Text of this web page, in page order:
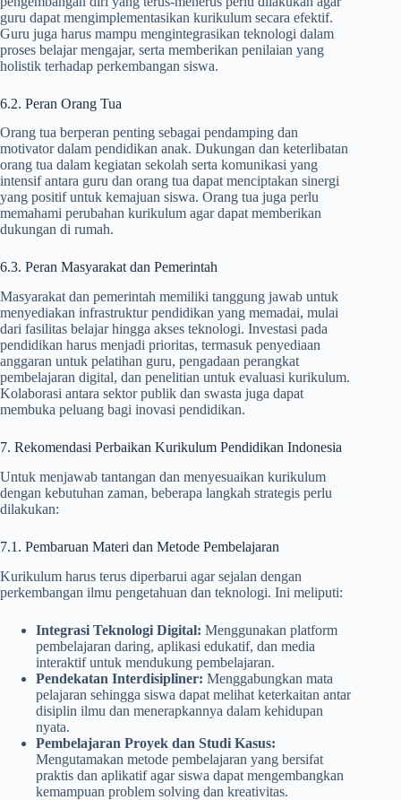
guru dapat mengimplementasikan kurikulum secara efektif.
Guru juga harus mampu mengintegrasikan teknologi dalam
proses belajar mengajar, serta memberikan penilaian yang
holistik terhadap perkembangan siswa.
6.2. Peran Orang Tua
Orang tua berperan penting sebagai pendamping dan
motivator dalam pendidikan anak. Dukungan dan keterlibatan
orang tua dalam kegiatan sekolah serta komunikasi yang
intensif antara guru dan orang tua dapat menciptakan sinergi
yang positif untuk kemajuan siswa. Orang tua juga perlu
memahami perubahan kurikulum agar dapat memberikan
dukungan di rumah.
6.3. Peran Masyarakat dan Pemerintah
Masyarakat dan pemerintah memiliki tanggung jawab untuk
menyediakan infrastruktur pendidikan yang memadai, mulai
dari fasilitas belajar hingga akses teknologi. Investasi pada
pendidikan harus menjadi prioritas, termasuk penyediaan
anggaran untuk pelatihan guru, pengadaan perangkat
pembelajaran digital, dan penelitian untuk evaluasi kurikulum.
Kolaborasi antara sektor publik dan swasta juga dapat
membuka peluang bagi inovasi pendidikan.
7. Rekomendasi Perbaikan Kurikulum Pendidikan Indonesia
Untuk menjawab tantangan dan menyesuaikan kurikulum
dengan kebutuhan zaman, beberapa langkah strategis perlu
dilakukan:
7.1. Pembaruan Materi dan Metode Pembelajaran
Kurikulum harus terus diperbarui agar sejalan dengan
perkembangan ilmu pengetahuan dan teknologi. Ini meliputi:
Integrasi Teknologi Digital: Menggunakan platform
pembelajaran daring, aplikasi edukatif, dan media
interaktif untuk mendukung pembelajaran.
Pendekatan Interdisipliner: Menggabungkan mata
pelajaran sehingga siswa dapat melihat keterkaitan antar
disiplin ilmu dan menerapkannya dalam kehidupan
nyata.
Pembelajaran Proyek dan Studi Kasus:
Mengutamakan metode pembelajaran yang bersifat
praktis dan aplikatif agar siswa dapat mengembangkan
kemampuan problem solving dan kreativitas.